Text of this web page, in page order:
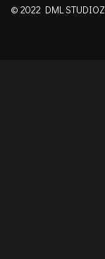
© 2022 DML STUDIOZ